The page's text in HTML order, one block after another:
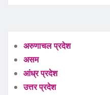
अरुणाचल प्रदेश
असम
आंध्र प्रदेश
उत्तर प्रदेश